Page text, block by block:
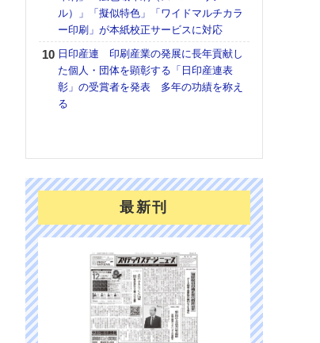
ル）」「擬似特色」「ワイドマルチカラ
ー印刷」が本紙校正サービスに対応
日印産連 印刷産業の発展に長年貢献し
た個人・団体を顕彰する「日印産連表
彰」の受賞者を発表 多年の功績を称え
る
最新刊